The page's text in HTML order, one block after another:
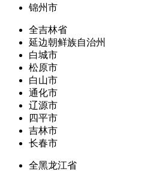
锦州市
全吉林省
延边朝鲜族自治州
白城市
松原市
白山市
通化市
辽源市
四平市
吉林市
长春市
全黑龙江省